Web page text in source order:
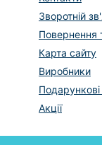
Зворотній
Повернення
Карта сайту
Виробники
Подарункові
Акції